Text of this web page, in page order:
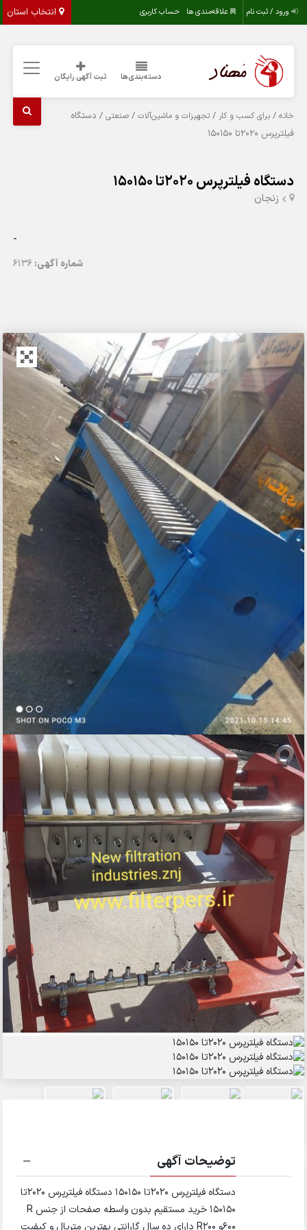
انتخاب استان ورود / ثبت نام علاقه‌مندی ها حساب کاربری
دسته‌بندی‌ها ثبت آگهی رایگان
خانه /برای کسب و کار /تجهیزات و ماشین‌آلات /صنعتی / دستگاه
فیلترپرس ۲۰۲۰تا ۱۵۰۱۵۰
دستگاه فیلترپرس ۲۰۲۰تا ۱۵۰۱۵۰
زنجان
-
شماره آگهی:6136
توضیحات آگهی
دستگاه فیلترپرس ۲۰۲۰تا ۱۵۰۱۵۰ دستگاه فیلترپرس ۲۰۲۰تا
۱۵۰۱۵۰ خرید مستقیم بدون واسطه صفحات از جنس R